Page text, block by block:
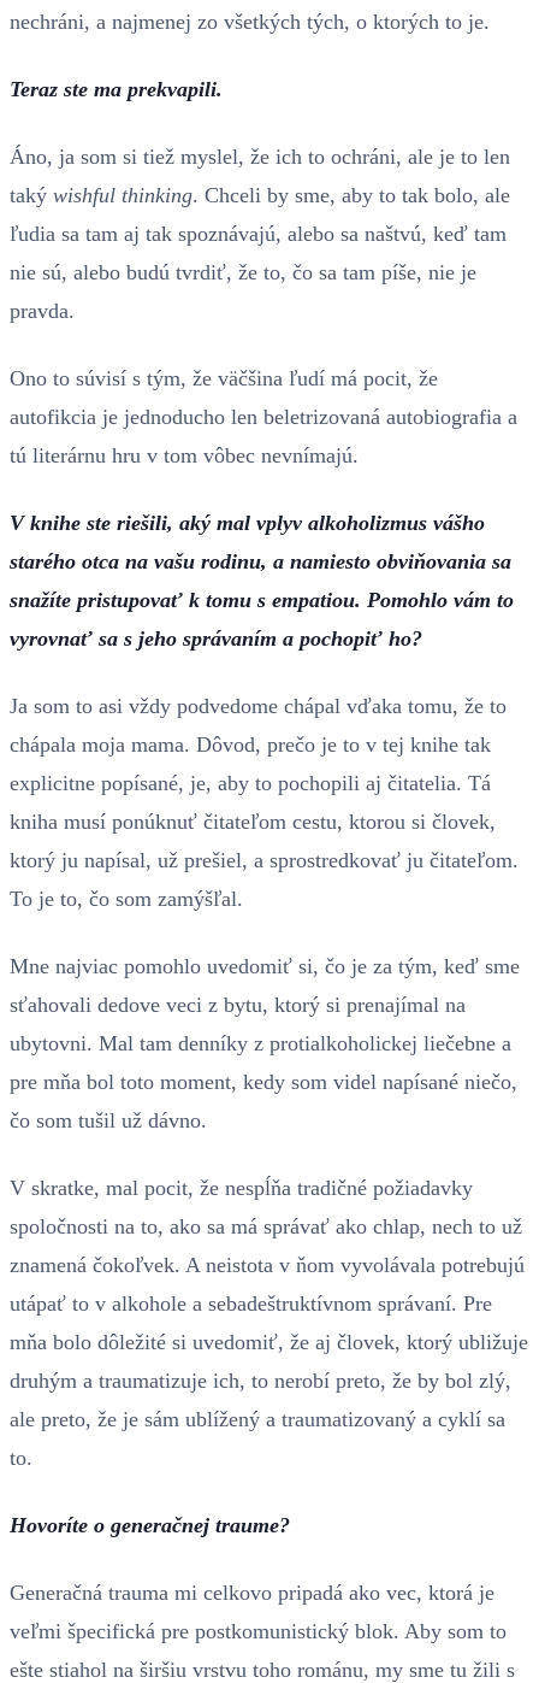
nechráni, a najmenej zo všetkých tých, o ktorých to je.
Teraz ste ma prekvapili.
Áno, ja som si tiež myslel, že ich to ochráni, ale je to len
taký wishful thinking. Chceli by sme, aby to tak bolo, ale
ľudia sa tam aj tak spoznávajú, alebo sa naštvú, keď tam
nie sú, alebo budú tvrdiť, že to, čo sa tam píše, nie je
pravda.
Ono to súvisí s tým, že väčšina ľudí má pocit, že
autofikcia je jednoducho len beletrizovaná autobiografia a
tú literárnu hru v tom vôbec nevnímajú.
V knihe ste riešili, aký mal vplyv alkoholizmus vášho
starého otca na vašu rodinu, a namiesto obviňovania sa
snažíte pristupovať k tomu s empatiou. Pomohlo vám to
vyrovnať sa s jeho správaním a pochopiť ho?
Ja som to asi vždy podvedome chápal vďaka tomu, že to
chápala moja mama. Dôvod, prečo je to v tej knihe tak
explicitne popísané, je, aby to pochopili aj čitatelia. Tá
kniha musí ponúknuť čitateľom cestu, ktorou si človek,
ktorý ju napísal, už prešiel, a sprostredkovať ju čitateľom.
To je to, čo som zamýšľal.
Mne najviac pomohlo uvedomiť si, čo je za tým, keď sme
sťahovali dedove veci z bytu, ktorý si prenajímal na
ubytovni. Mal tam denníky z protialkoholickej liečebne a
pre mňa bol toto moment, kedy som videl napísané niečo,
čo som tušil už dávno.
V skratke, mal pocit, že nespĺňa tradičné požiadavky
spoločnosti na to, ako sa má správať ako chlap, nech to už
znamená čokoľvek. A neistota v ňom vyvolávala potrebujú
utápať to v alkohole a sebadeštruktívnom správaní. Pre
mňa bolo dôležité si uvedomiť, že aj človek, ktorý ubližuje
druhým a traumatizuje ich, to nerobí preto, že by bol zlý,
ale preto, že je sám ublížený a traumatizovaný a cyklí sa
to.
Hovoríte o generačnej traume?
Generačná trauma mi celkovo pripadá ako vec, ktorá je
veľmi špecifická pre postkomunistický blok. Aby som to
ešte stiahol na širšiu vrstvu toho románu, my sme tu žili s